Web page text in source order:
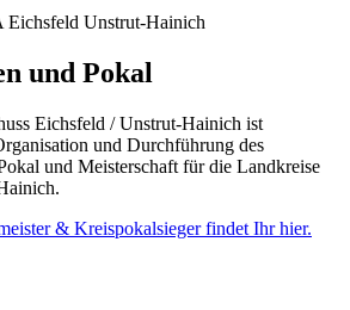
und Pokal
Eichsfeld / Unstrut-Hainich ist
und Durchführung des
und Meisterschaft für die Landkreise
& Kreispokalsieger findet Ihr hier.